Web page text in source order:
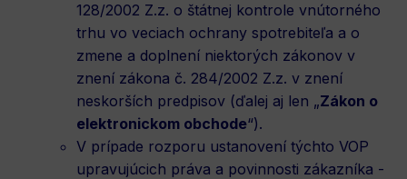
128/2002 Z.z. o štátnej kontrole vnútorného
trhu vo veciach ochrany spotrebiteľa a o
zmene a doplnení niektorých zákonov v
znení zákona č. 284/2002 Z.z. v znení
neskorších predpisov (ďalej aj len „Zákon o
elektronickom obchode“).
V prípade rozporu ustanovení týchto VOP
upravujúcich práva a povinnosti zákazníka -